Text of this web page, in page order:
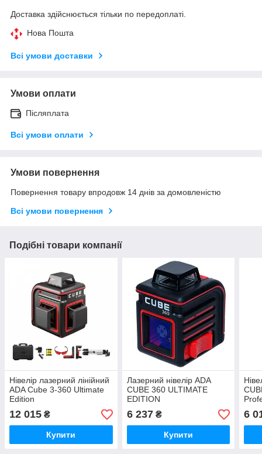
Доставка здійснюється тільки по передоплаті.
Нова Пошта
Всі умови доставки
Умови оплати
Післяплата
Всі умови оплати
Умови повернення
Повернення товару впродовж 14 днів за домовленістю
Всі умови повернення
Подібні товари компанії
Нівелір лазерний лінійний
ADA Cube 3-360 Ultimate
Edition
12 015 ₴
Купити
Лазерний нівелір ADA
CUBE 360 ULTIMATE
EDITION
6 237₴
Купити
6